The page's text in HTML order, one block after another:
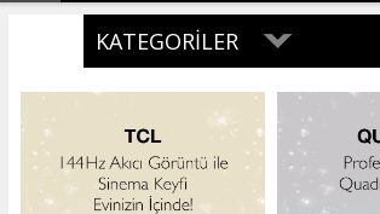
KATEGORILER